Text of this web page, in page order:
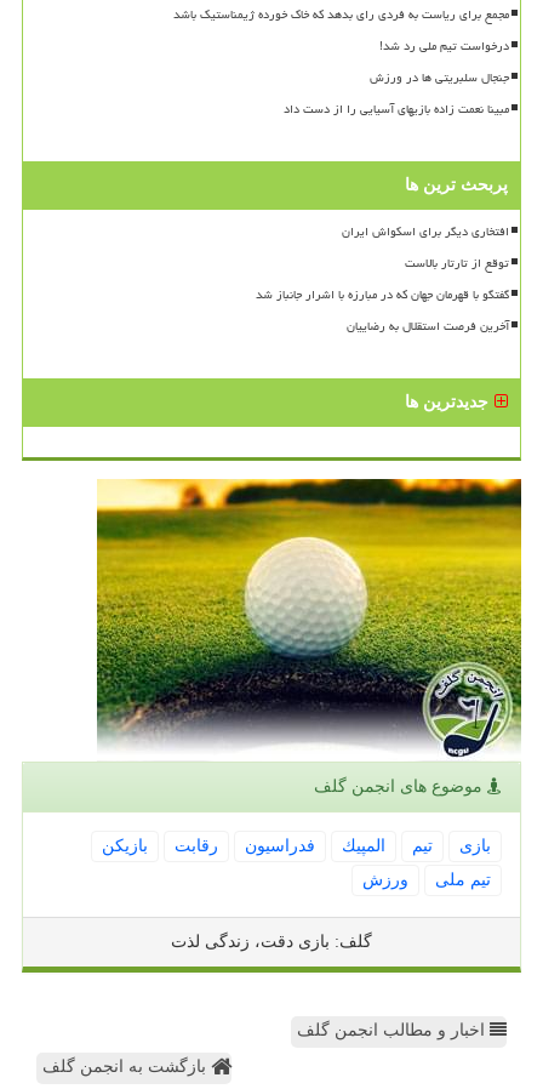
مجمع برای ریاست به فردی رای بدهد که خاک خورده ژیمناستیک باشد
درخواست تیم ملی رد شد!
جنجال سلبریتی ها در ورزش
مبینا نعمت زاده بازیهای آسیایی را از دست داد
پربحث ترین ها
افتخاری دیگر برای اسکواش ایران
توقع از تارتار بالاست
گفتگو با قهرمان جهان که در مبارزه با اشرار جانباز شد
آخرین فرصت استقلال به رضاییان
جدیدترین ها
موضوع های انجمن گلف
بازی تیم المپیك فدراسیون رقابت
بازیكن
تیم ملی
ورزش
گلف: بازی دقت، زندگی لذت
اخبار و مطالب انجمن گلف
بازگشت به انجمن گلف